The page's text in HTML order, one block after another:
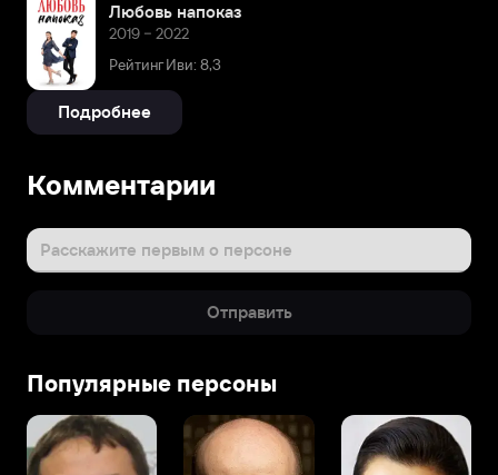
Любовь напоказ
2019 – 2022
Рейтинг Иви: 8,3
Подробнее
Комментарии
Расскажите первым о персоне
Отправить
Популярные персоны